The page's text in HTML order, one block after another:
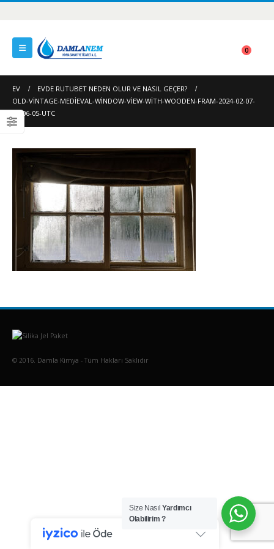
0
EV
EVDE RUTUBET NEDEN OLUR VE NASIL GEÇER?
OLD-VINTAGE-MEDIEVAL-WINDOW-VIEW-WITH-WOODEN-FRAM-2024-02-07-
15-06-05-UTC
© 2016. Damla Kimya - Tüm Hakları Saklıdır
Size NasılYardımcı
Olabilirim ?